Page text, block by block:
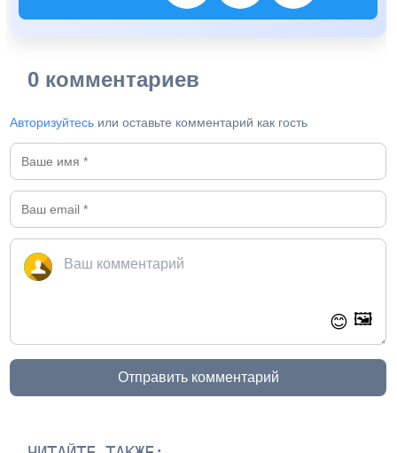
0 комментариев
Авторизуйтесь или оставьте комментарий как гость
😊 🖼️
Отправить комментарий